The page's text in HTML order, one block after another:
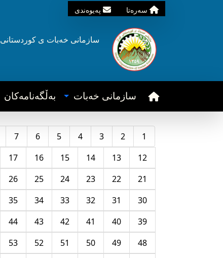
سه‌ره‌تا په‌یوه‌ندی
سازمانی خه‌بات ی کوردستانی
سازمانی خه‌بات به‌ڵگه‌نامه‌کان
1
2
3
4
5
6
7
12
13
14
15
16
17
21
22
23
24
25
26
30
31
32
33
34
35
39
40
41
42
43
44
48
49
50
51
52
53